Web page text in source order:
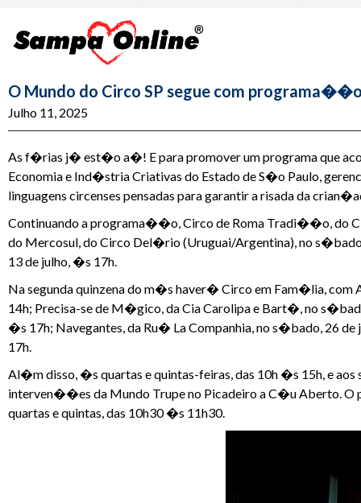
O Mundo do Circo SP segue com
Julho 11, 2025
As f�rias j� est�o a�! E para promover um programa que
Economia e Ind�stria Criativas do Estado de S�o Paulo,
linguagens circenses pensadas para garantir a risada da
Continuando a programa��o, Circo de Roma Tradi��o, do
do Mercosul, do Circo Del�rio (Uruguai/Argentina), no
13 de julho, �s 17h.
Na segunda quinzena do m�s haver� Circo em Fam�lia, com
14h; Precisa-se de M�gico, da Cia Carolipa e Bart�, no
�s 17h; Navegantes, da Ru� La Companhia, no s�bado, 26
17h.
Al�m disso, �s quartas e quintas-feiras, das 10h �s 15h, e
interven��es da Mundo Trupe no Picadeiro a C�u Aberto. O
quartas e quintas, das 10h30 �s 11h30.